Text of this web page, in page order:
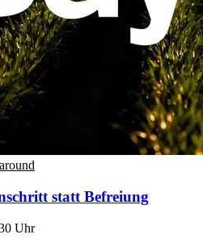
statt Befreiung
Uhr